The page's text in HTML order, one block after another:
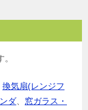
換気扇(レンジフ
ダ
窓ガラス・